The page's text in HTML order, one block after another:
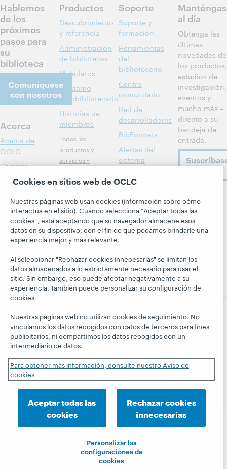
Hablemos
de los
próximos
pasos para
su
biblioteca
Comuníquese
con nosotros
Acerca
Acerca de
OCLC
Carreras
Respeto y
Aspectos
financieros
Dirección
Membresía
Trust Center
Productos
Descubrimiento
y referencia
Administración
de bibliotecas
Metadatos
Préstamo
interbibliotecario
Historias de
miembros
Todos los
productos y
servicios »
Aprenda
WebJunction
Eventos
Seminarios
web a la carta
Soporte
Soporte y
formación
Herramientas
del
bibliotecario
Centro
comunitario
Red de
desarrolladores
BibFormats
Alertas del
sistema
Blogs
El blog
Hanging
Together
President's
blog
al día
Obtenga las
últimas
novedades de
los productos,
estudios de
investigación,
eventos y
mucho más –
directo a su
bandeja de
entrada.
Siga a
OCLC
© 2026 OCLC Marcas comerciales y/o marcas de
servicios nacionales e internacionales de OCLC, Inc. y de
sus miembros.
Declaración de privacidad Aviso de cookies
Personalizar las configuraciones de cookies
Declaración de accesibilidad Certificado ISO 27001
Cookies en sitios web de OCLC
Nuestras páginas web usan cookies (información sobre cómo
interactúa en el sitio). Cuando selecciona “Aceptar todas las
cookies”, está aceptando que su navegador almacene esos
datos en su dispositivo, con el fin de que podamos brindarle una
experiencia mejor y más relevante.
Al seleccionar "Rechazar cookies innecesarias" se limitan los
datos almacenados a lo estrictamente necesario para usar el
sitio. Sin embargo, eso puede afectar negativamente a su
experiencia. También puede personalizar su configuración de
cookies.
Nuestras páginas web no utilizan cookies de seguimiento. No
vinculamos los datos recogidos con datos de terceros para fines
publicitarios, ni compartimos los datos recogidos con un
intermediario de datos.
Para obtener más información, consulte nuestro Aviso de
cookies
Aceptar todas las
cookies
Rechazar cookies
innecesarias
Personalizar las
configuraciones de
cookies